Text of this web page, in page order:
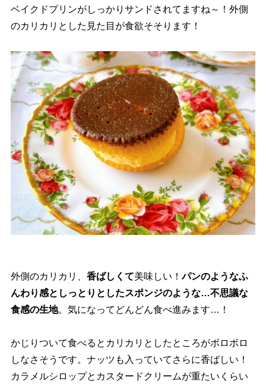
ベイクドプリンがしっかりサンドされてますね～！外側
のカリカリとした見た目が食欲そそります！
外側のカリカリ、 香ばしくて美味しい！パンのようなふ
んわり感としっとりとしたスポンジのような…不思議な
食感の生地。気になってどんどん食べ進みます…！
かじりついて食べるとカリカリとしたところがボロボロ
しなさそうです。ナッツも入っていてさらに香ばしい！
カラメルシロップとカスタードクリームが重たいくらい